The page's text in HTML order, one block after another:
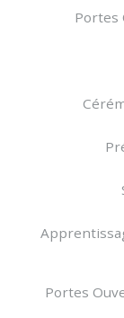
Portes
Portes